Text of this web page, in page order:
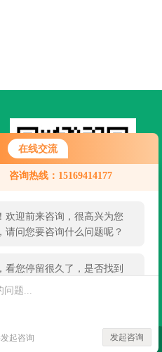
在线交流
咨询热线：15169414177
欢迎前来咨询，很高兴为您
请问您要咨询什么问题呢？
看您停留很久了，是否找到
产品，您可以直接在线与我
起咨询 发起咨询
环保在线 sitemap.xml